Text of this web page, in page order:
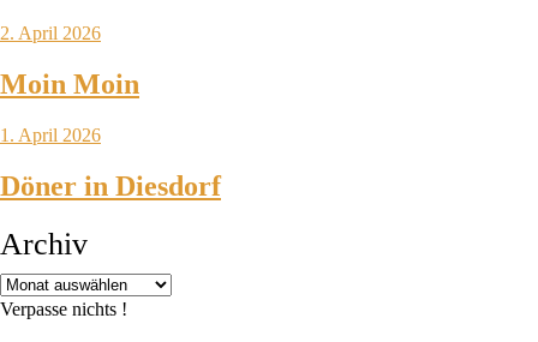
2. April 2026
Moin Moin
1. April 2026
Döner in Diesdorf
Archiv
Verpasse nichts !